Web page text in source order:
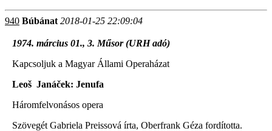
940 Búbánat 2018-01-25 22:09:04
1974. március 01., 3. Műsor (URH adó)
Kapcsoljuk a Magyar Állami Operaházat
Leoš Janáček: Jenufa
Háromfelvonásos opera
Szövegét Gabriela Preissová írta, Oberfrank Géza fordította.